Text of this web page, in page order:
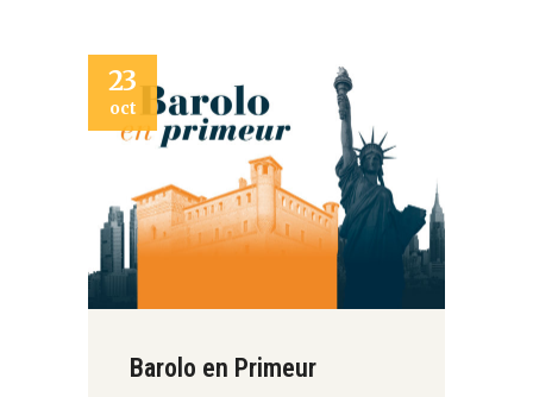
23
oct
Barolo en Primeur